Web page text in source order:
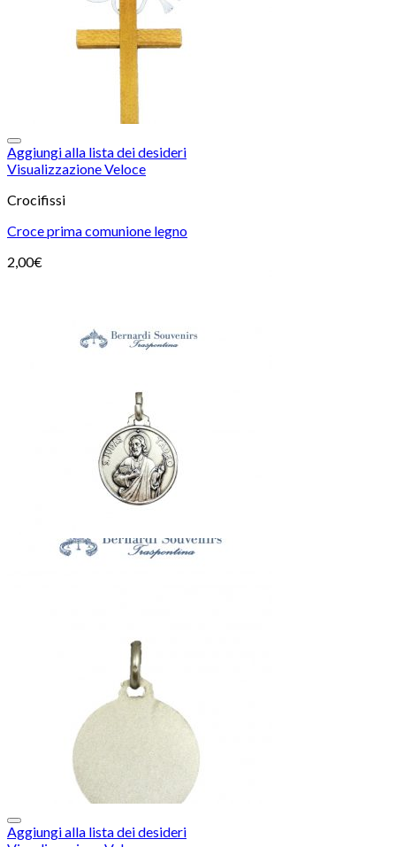
Aggiungi alla lista dei desideri
Visualizzazione Veloce
Crocifissi
Croce prima comunione legno
2,00€
Aggiungi alla lista dei desideri